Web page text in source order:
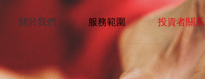
關於我們 服務範圍 投資者關系